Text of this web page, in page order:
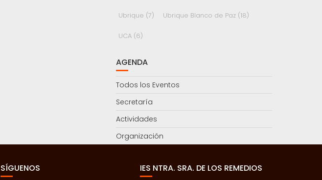
Ubrique (7) Ubrique Blanco de Paz(18)
UCA(6)
AGENDA
Todos los Eventos
Secretaría
Actividades
Organización
SÍGUENOS IES NTRA. SRA. DE LOS REMEDIOS